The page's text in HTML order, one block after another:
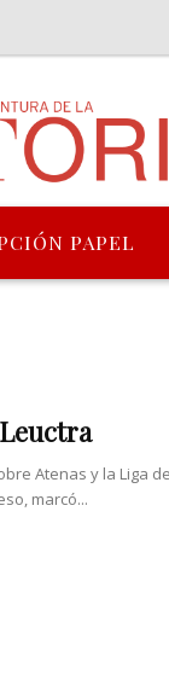
PAPEL
Atenas y la Liga
marcó...